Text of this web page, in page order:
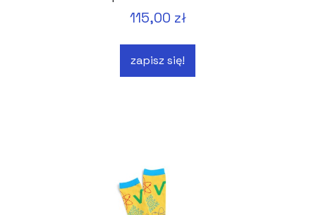
115,00 zł
zapisz się!